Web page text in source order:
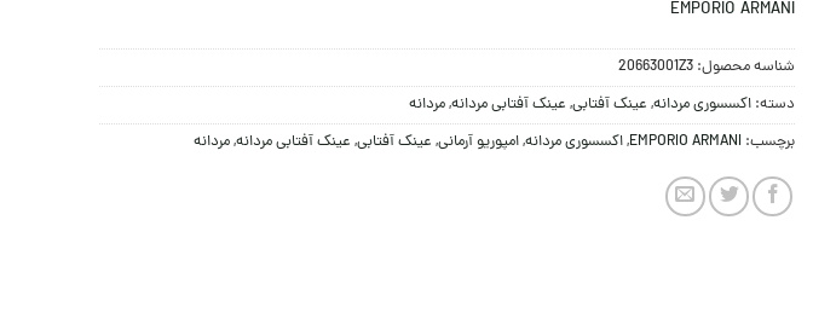
EMPORIO ARMANI
شناسه محصول: 20663001Z3
دسته: اکسسوری مردانه, عینک آفتابی, عینک آفتابی مردانه,مردانه
برچسب: EMPORIO ARMANI
,اکسسوری مردانه,امپوریو آرمانی, عینک آفتابی, عینک آفتابی مردانه,مردانه